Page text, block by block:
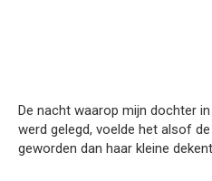
De nacht waarop mijn dochter
werd gelegd, voelde het alsof
geworden dan haar kleine